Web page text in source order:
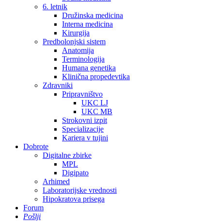
6. letnik
Družinska medicina
Interna medicina
Kirurgija
Predbolonjski sistem
Anatomija
Terminologija
Humana genetika
Klinična propedevtika
Zdravniki
Pripravništvo
UKC LJ
UKC MB
Strokovni izpit
Specializacije
Kariera v tujini
Dobrote
Digitalne zbirke
MPL
Digipato
Arhimed
Laboratorijske vrednosti
Hipokratova prisega
Forum
Pošlji